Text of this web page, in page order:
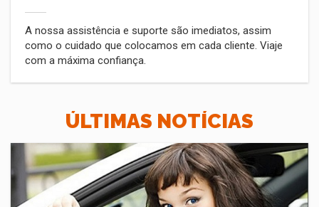
A nossa assistência e suporte são imediatos, assim
como o cuidado que colocamos em cada cliente. Viaje
com a máxima confiança.
ÚLTIMAS NOTÍCIAS